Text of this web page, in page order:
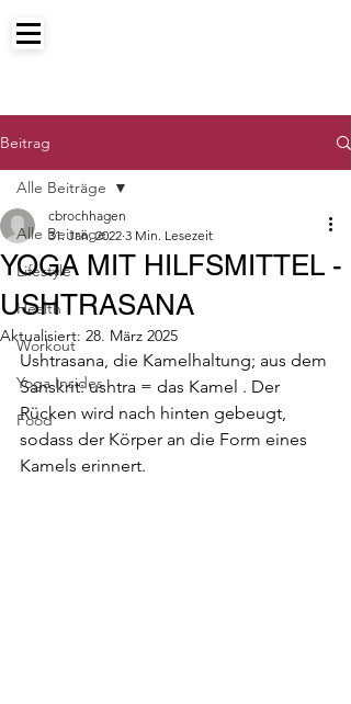
Beitrag
Alle Beiträge
Lifestyle
Health
Workout
Yoga Insides
Food
Alle Beiträge
YOGA MIT HILFSMITTEL -
USHTRASANA
cbrochhagen
31. Jan. 2022 3 Min. Lesezeit
Aktualisiert: 28. März 2025
Ushtrasana, die Kamelhaltung; aus dem
Sanskrit: ushtra = das Kamel . Der
Rücken wird nach hinten gebeugt,
sodass der Körper an die Form eines
Kamels erinnert.